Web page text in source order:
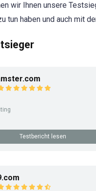
wir Ihnen unsere
tun haben und auch mit
Testbericht lesen